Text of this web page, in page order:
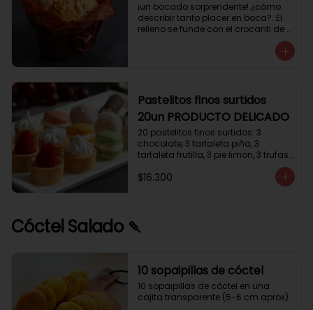
¡un bocado sorprendente! ¿cómo
describir tanto placer en boca?. El
relleno se funde con el crocanti de
avellanas que potencia su masa
exquisita. Esponjosa masa de color
tostado y sabor vainilla que incluye
Relleno de crema de leche con
avellanas (15%) y decorado con
crocanti de avellanas.
Pastelitos finos surtidos
20un PRODUCTO DELICADO
20 pastelitos finos surtidos: 3
chocolate, 3 tartaleta piña, 3
tartaleta frutilla, 3 pie limon, 3 trufas
crema, 2 macarrones
$16.300
Cóctel Salado 🍡
10 sopaipillas de cóctel
10 sopaipillas de cóctel en una
cajita transparente (5-6 cm aprox)